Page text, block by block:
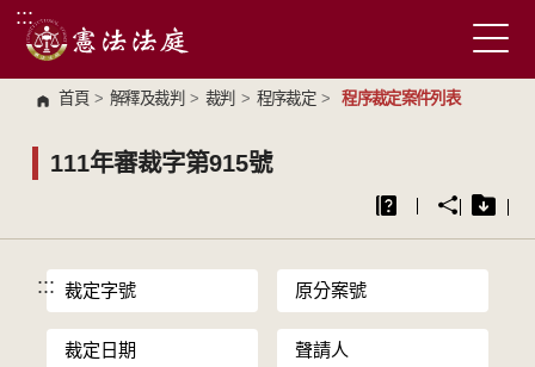
跳到主要內容區塊
:::
首頁 > 解釋及裁判 > 裁判 > 程序裁定 > 程序裁定案件列表
111年審裁字第915號
::: 裁定字號 原分案號
裁定日期 聲請人